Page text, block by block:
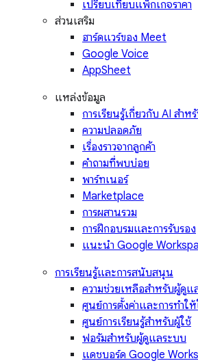
เปรียบเทียบแพ็กเกจราคา
ส่วนเสริม
ฮาร์ดแวร์ของ Meet
Google Voice
AppSheet
แหล่งข้อมูล
การเรียนรู้เกี่ยวกับ AI สำห
ความปลอดภัย
เรื่องราวจากลูกค้า
คำถามที่พบบ่อย
พาร์ทเนอร์
Marketplace
การผสานรวม
การฝึกอบรมและการรับรอง
แนะนำ Google
การเรียนรู้และการสนับสนุน
ความช่วยเหลือสำหรับผู้ดูแ
ศูนย์การตั้งค่าและการทำใ
ศูนย์การเรียนรู้สำหรับผู้ใช้
ฟอรัมสำหรับผู้ดูแลระบบ
แดชบอร์ด Google